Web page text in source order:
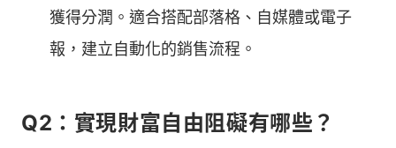
獲得分潤。適合搭配部落格、自媒體或電子
報，建立自動化的銷售流程。
Q2：實現財富自由阻礙有哪些？